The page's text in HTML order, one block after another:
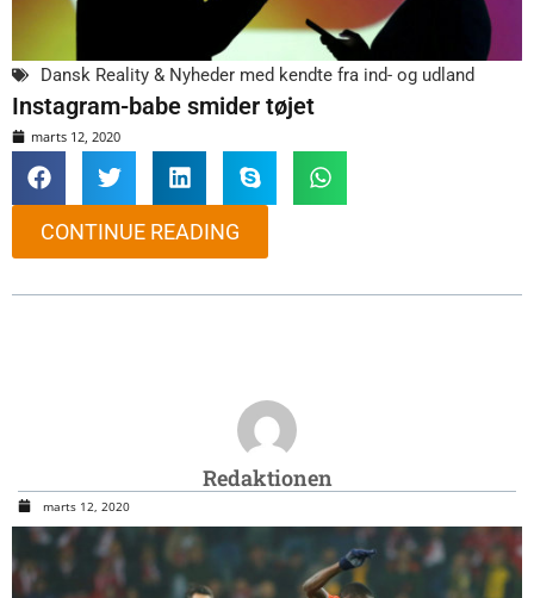
Dansk Reality & Nyheder med kendte fra ind- og udland
Instagram-babe smider tøjet
marts 12, 2020
CONTINUE READING
Redaktionen
marts 12, 2020